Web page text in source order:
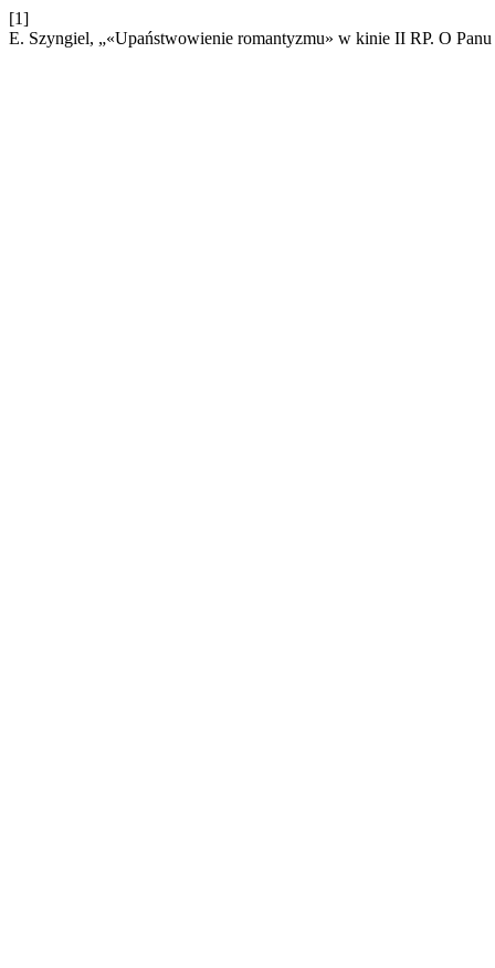
[1]
E. Szyngiel, „«Upaństwowienie romantyzmu» w kinie II RP. O